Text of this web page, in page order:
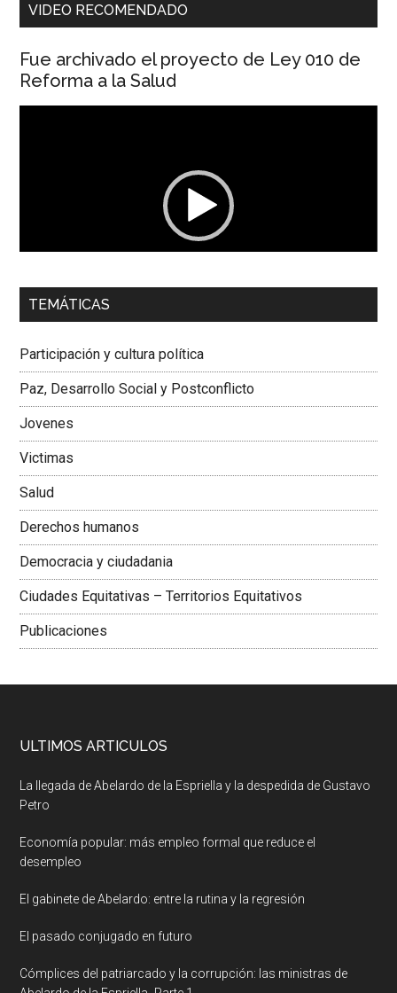
VIDEO RECOMENDADO
Fue archivado el proyecto de Ley 010 de
Reforma a la Salud
00:00 01:04
Dra. Carolina Corcho Mejía,Presidenta Corporación
Colombiana
TEMÁTICAS
Participación y cultura política
Paz, Desarrollo Social y Postconflicto
Jovenes
Victimas
Salud
Derechos humanos
Democracia y ciudadania
Ciudades Equitativas – Territorios Equitativos
Publicaciones
ULTIMOS ARTICULOS
La llegada de Abelardo de la Espriella y la despedida de Gustavo
Petro
Economía popular: más empleo formal que reduce el
desempleo
El gabinete de Abelardo: entre la rutina y la regresión
El pasado conjugado en futuro
Cómplices del patriarcado y la corrupción: las ministras de